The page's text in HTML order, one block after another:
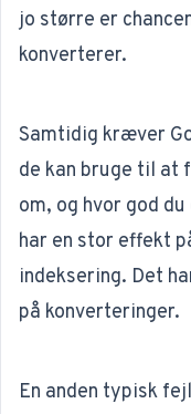
jo større er
konverterer.
Samtidig kræver
de kan bruge til at
om, og hvor god
har en stor effekt
indeksering. Det
på konverteringer.
En anden typisk